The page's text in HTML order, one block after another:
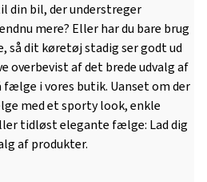
din bil, der understreger
mere? Eller har du bare brug
dit køretøj stadig ser godt ud
overbevist af det brede udvalg af
fælge i vores butik. Uanset om der
med et sporty look, enkle
tidløst elegante fælge: Lad dig
af produkter.